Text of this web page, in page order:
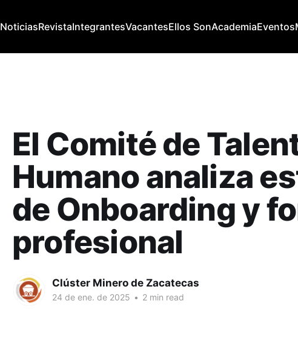
NoticiasRevistaIntegrantesVacantesEllos SonAcademiaEventos
El Comité de
Humano analiza
de Onboarding y
profesional
Clúster Minero de Zacatecas
24 de ene. de 2025 • 2 min read